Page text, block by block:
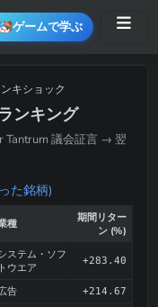
ゲームで学ぶ
キショック
ンキング
議会証言 → 翌
た銘柄)
種 期間リター
ン (%)
ステム・ソフ
トウエア
+283.40
告 +214.67